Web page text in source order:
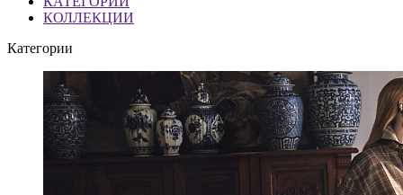
КОЛЛЕКЦИИ
Категории